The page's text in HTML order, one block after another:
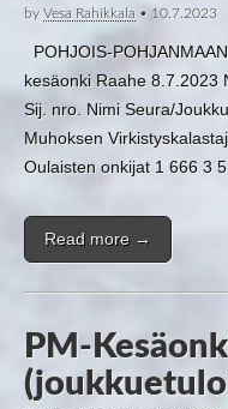
by Vesa Rahikkala • 10.7.2023
POHJOIS-
kesäonki Raahe
Sij. nro. Nimi Seura/
Muhoksen
Oulaisten onkijat 1 666 3
Read more →
PM-